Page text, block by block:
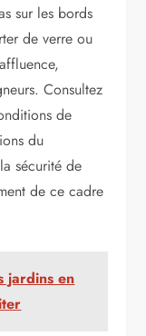
sur les bords
de verre ou
Consultez
de
du
sécurité de
de ce cadre
jardins en